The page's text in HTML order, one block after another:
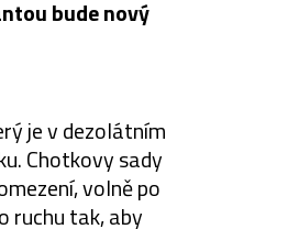
bude nový
je v dezolátním
Chotkovy sady
volně po
ruchu tak, aby